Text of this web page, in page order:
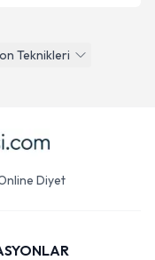
Teknikleri
Diyet